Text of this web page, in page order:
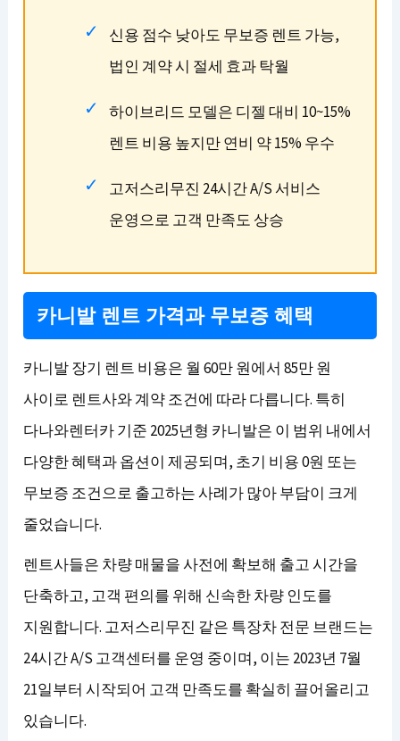
신용 점수 낮아도 무보증 렌트 가능,
법인 계약 시 절세 효과 탁월
하이브리드 모델은 디젤 대비 10~15%
렌트 비용 높지만 연비 약 15% 우수
고저스리무진 24시간 A/S 서비스
운영으로 고객 만족도 상승
카니발 렌트 가격과 무보증 혜택
카니발 장기 렌트 비용은 월 60만 원에서 85만 원
사이로 렌트사와 계약 조건에 따라 다릅니다. 특히
다나와렌터카 기준 2025년형 카니발은 이 범위 내에서
다양한 혜택과 옵션이 제공되며, 초기 비용 0원 또는
무보증 조건으로 출고하는 사례가 많아 부담이 크게
줄었습니다.
렌트사들은 차량 매물을 사전에 확보해 출고 시간을
단축하고, 고객 편의를 위해 신속한 차량 인도를
지원합니다. 고저스리무진 같은 특장차 전문 브랜드는
24시간 A/S 고객센터를 운영 중이며, 이는 2023년 7월
21일부터 시작되어 고객 만족도를 확실히 끌어올리고
있습니다.